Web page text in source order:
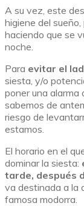
A su vez, este
higiene del
haciendo que se
noche.
Para evitar el
siesta, y/o
poner una alarma
sabemos de
riesgo de
estamos.
El horario en el
dominar la siesta:
tarde, después
va destinada a la
famosa modorra.